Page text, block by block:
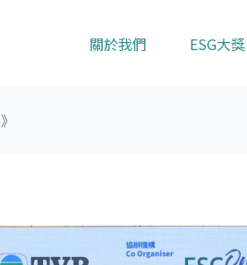
關於我們 ESG大獎